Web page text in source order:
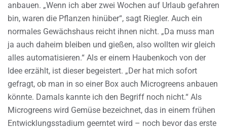
anbauen. „Wenn ich aber zwei Wochen auf Urlaub gefahren
bin, waren die Pflanzen hinüber“, sagt Riegler. Auch ein
normales Gewächshaus reicht ihnen nicht. „Da muss man
ja auch daheim bleiben und gießen, also wollten wir gleich
alles automatisieren.“ Als er einem Haubenkoch von der
Idee erzählt, ist dieser begeistert. „Der hat mich sofort
gefragt, ob man in so einer Box auch Microgreens anbauen
könnte. Damals kannte ich den Begriff noch nicht.“ Als
Microgreens wird Gemüse bezeichnet, das in einem frühen
Entwicklungsstadium geerntet wird – noch bevor das erste